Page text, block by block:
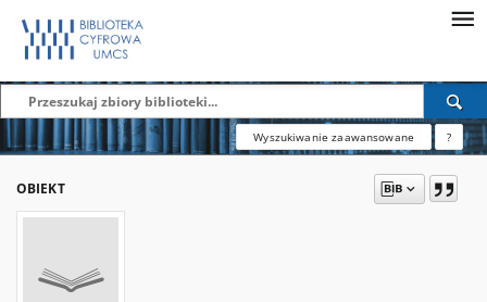
Wyszukiwanie zaawansowane ?
OBIEKT